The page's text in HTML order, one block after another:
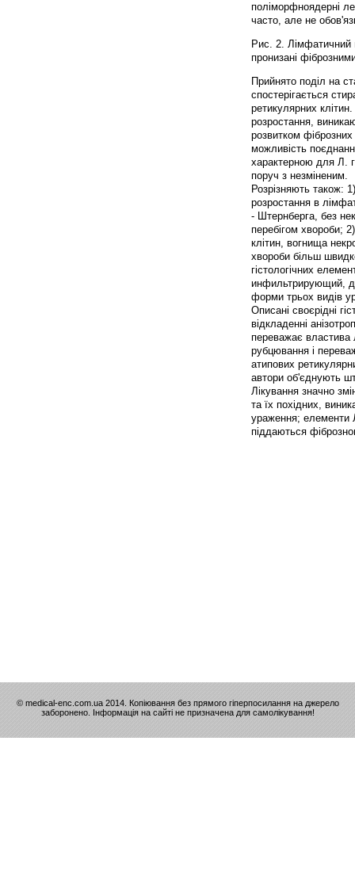
поліморфноядерні
часто, але не
Рис. 2. Лімфатичний
пронизані
Прийнято поділ на
спостерігається
ретикулярних
розростання,
розвитком
можливість
характерною для Л.
поруч з незміненим.
Розрізняють також:
розростання в
- Штернберга, без
перебігом хвороби;
клітин, вогнища
хвороби більш
гістологічних
инфильтрирующий,
форми трьох видів
Описані своєрідні
відкладенні
переважає властива
рубцювання і
атипових
автори об'єднують
Лікування значно
та їх похідних,
ураження; елементи
піддаються
© medical-enc.com.ua 2014. Копіювання без прямого гіперпосилання на джерело
заборонено. Інформація на сайті не призначена для самолікування!